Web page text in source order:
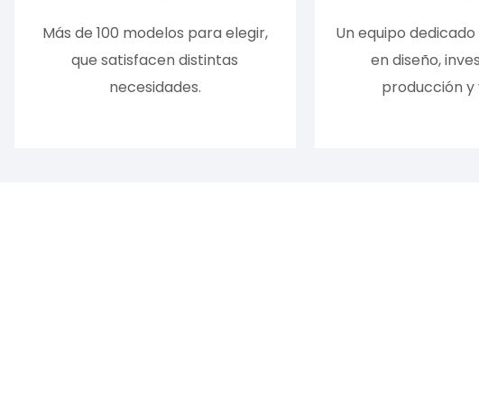
Más de 100 modelos para elegir,
que satisfacen distintas
necesidades.
Un equipo
en diseño,
producción y